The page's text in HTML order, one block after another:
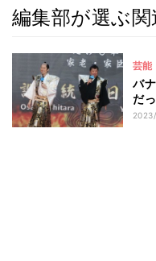
編集部が選ぶ関
芸能
バ
だ